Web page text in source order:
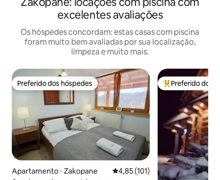
excelentes avaliações
Os hóspedes concordam: estas casas com piscina
foram muito bem avaliadas por sua localização,
limpeza e muito mais.
Preferido dos hóspedes
Preferido dos hóspedes
Apartamento ⋅ Zakopane 4,85 de uma avaliação média de
4,85 (101)
Entre os
Preferido dos